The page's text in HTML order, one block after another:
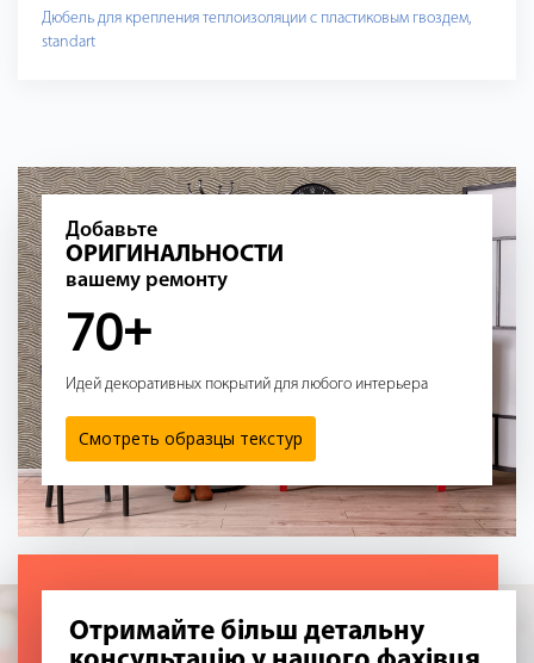
Дюбель для крепления теплоизоляции с пластиковым гвоздем,
standart
Добавьте
ОРИГИНАЛЬНОСТИ
вашему ремонту
70+
Идей декоративных покрытий для любого интерьера
Смотреть образцы текстур
Отримайте більш детальну